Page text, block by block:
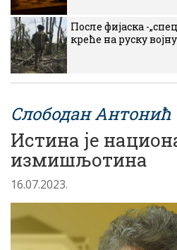
После фијаска -
креће на руску
Слободан Антонић
Истина је
измишљотина
16.07.2023.